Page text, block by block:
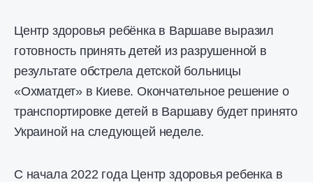
Центр здоровья ребёнка в Варшаве выразил
готовность принять детей из разрушенной в
результате обстрела детской больницы
«Охматдет» в Киеве. Окончательное решение о
транспортировке детей в Варшаву будет принято
Украиной на следующей неделе.
С начала 2022 года Центр здоровья ребенка в